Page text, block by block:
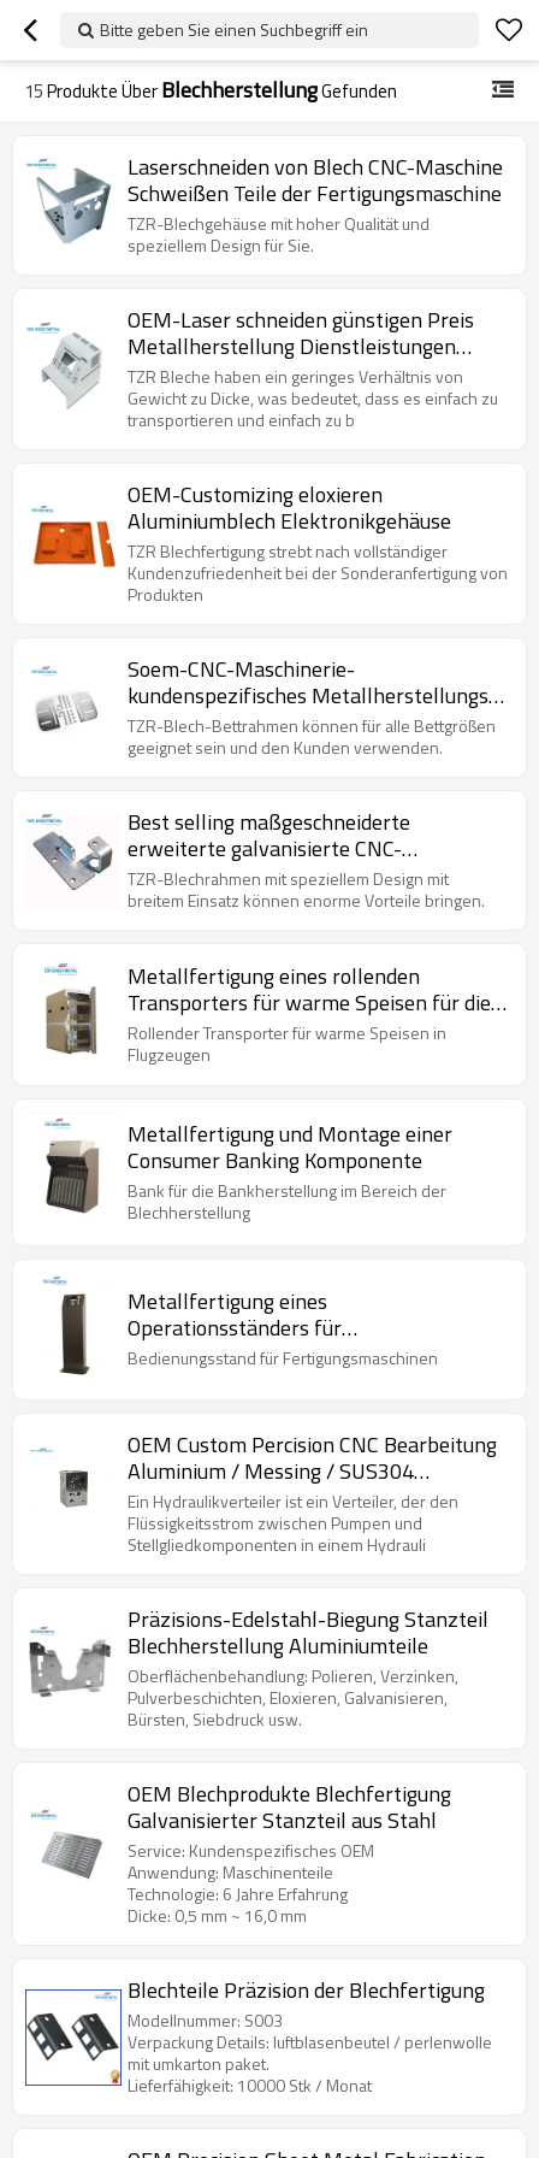
Bitte geben Sie einen Suchbegriff ein
15Produkte ÜberBlechherstellungGefunden
Laserschneiden von Blech CNC-Maschine
Schweißen Teile der Fertigungsmaschine
TZR-Blechgehäuse mit hoher Qualität und
speziellem Design für Sie.
OEM-Laser schneiden günstigen Preis
Metallherstellung Dienstleistungen
benutzerdefinierte Blechfertigung
TZR Bleche haben ein geringes Verhältnis von
Gewicht zu Dicke, was bedeutet, dass es einfach zu
transportieren und einfach zu b
OEM-Customizing eloxieren
Aluminiumblech Elektronikgehäuse
TZR Blechfertigung strebt nach vollständiger
Kundenzufriedenheit bei der Sonderanfertigung von
Produkten
Soem-CNC-Maschinerie-
kundenspezifisches Metallherstellungs-
Blechgehäuse und -teile
TZR-Blech-Bettrahmen können für alle Bettgrößen
geeignet sein und den Kunden verwenden.
Best selling maßgeschneiderte
erweiterte galvanisierte CNC-
Drehmaschine Blechverarbeitung
Produkt Box Gehäuse
TZR-Blechrahmen mit speziellem Design mit
breitem Einsatz können enorme Vorteile bringen.
Metallfertigung eines rollenden
Transporters für warme Speisen für die
Luftfahrtindustrie
Rollender Transporter für warme Speisen in
Flugzeugen
Metallfertigung und Montage einer
Consumer Banking Komponente
Bank für die Bankherstellung im Bereich der
Blechherstellung
Metallfertigung eines
Operationsständers für
Fertigungsmaschinen
Bedienungsstand für Fertigungsmaschinen
OEM Custom Percision CNC Bearbeitung
Aluminium / Messing / SUS304
Hydraulik-Manifold-Hersteller
Ein Hydraulikverteiler ist ein Verteiler, der den
Flüssigkeitsstrom zwischen Pumpen und
Stellgliedkomponenten in einem Hydrauli
Präzisions-Edelstahl-Biegung Stanzteil
Blechherstellung Aluminiumteile
Oberflächenbehandlung: Polieren, Verzinken,
Pulverbeschichten, Eloxieren, Galvanisieren,
Bürsten, Siebdruck usw.
OEM Blechprodukte Blechfertigung
Galvanisierter Stanzteil aus Stahl
Service: Kundenspezifisches OEM
Anwendung: Maschinenteile
Technologie: 6 Jahre Erfahrung
Dicke: 0,5 mm ~ 16,0 mm
Blechteile Präzision der Blechfertigung
Modellnummer: S003
Verpackung Details: luftblasenbeutel / perlenwolle
mit umkarton paket.
Lieferfähigkeit: 10000 Stk / Monat